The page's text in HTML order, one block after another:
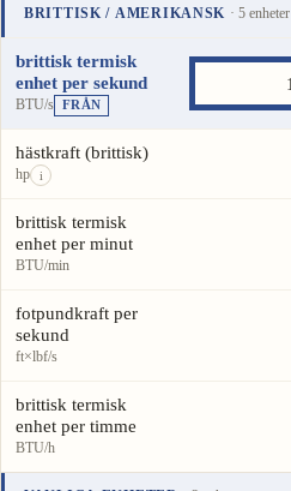
BRITTISK / AMERIKANSK · 5 enheter
Enhet Värde Åtgärder
brittisk termisk
enhet per sekund
BTU/s FRÅN
hästkraft (brittisk)
hp i
brittisk termisk
enhet per minut
BTU/min
fotpundkraft per
sekund
ft×lbf/s
brittisk termisk
enhet per timme
BTU/h